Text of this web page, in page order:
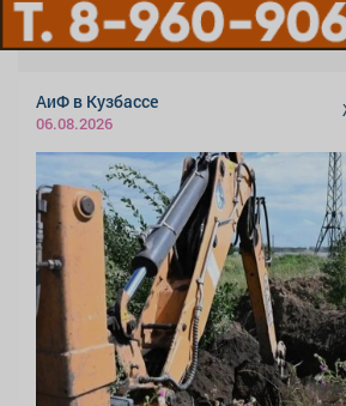
АиФ в Кузбассе
06.08.2026